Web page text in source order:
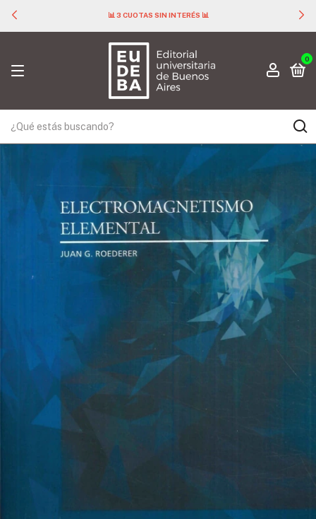
📊 3 CUOTAS SIN INTERÉS 📊
0